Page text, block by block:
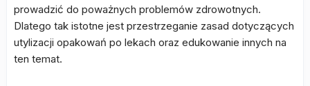
prowadzić do poważnych problemów zdrowotnych.
Dlatego tak istotne jest przestrzeganie zasad dotyczących
utylizacji opakowań po lekach oraz edukowanie innych na
ten temat.